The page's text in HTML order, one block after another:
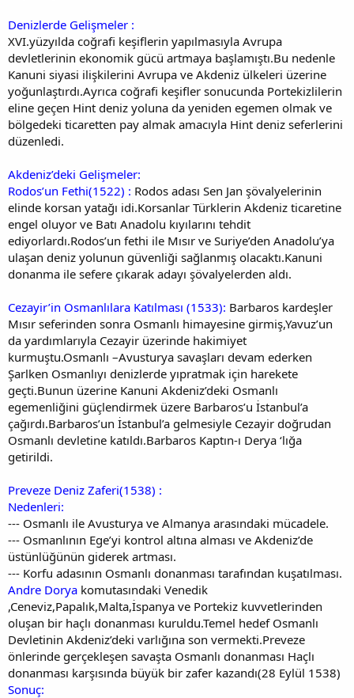
Denizlerde Gelişmeler :
XVI.yüzyılda coğrafi keşiflerin yapılmasıyla Avrupa
devletlerinin ekonomik gücü artmaya başlamıştı.Bu nedenle
Kanuni siyasi ilişkilerini Avrupa ve Akdeniz ülkeleri üzerine
yoğunlaştırdı.Ayrıca coğrafi keşifler sonucunda Portekizlilerin
eline geçen Hint deniz yoluna da yeniden egemen olmak ve
bölgedeki ticaretten pay almak amacıyla Hint deniz seferlerini
düzenledi.
Akdeniz’deki Gelişmeler:
Rodos’un Fethi(1522) : Rodos adası Sen Jan şövalyelerinin
elinde korsan yatağı idi.Korsanlar Türklerin Akdeniz ticaretine
engel oluyor ve Batı Anadolu kıyılarını tehdit
ediyorlardı.Rodos’un fethi ile Mısır ve Suriye’den Anadolu’ya
ulaşan deniz yolunun güvenliği sağlanmış olacaktı.Kanuni
donanma ile sefere çıkarak adayı şövalyelerden aldı.
Cezayir’in Osmanlılara Katılması (1533): Barbaros kardeşler
Mısır seferinden sonra Osmanlı himayesine girmiş,Yavuz’un
da yardımlarıyla Cezayir üzerinde hakimiyet
kurmuştu.Osmanlı –Avusturya savaşları devam ederken
Şarlken Osmanlıyı denizlerde yıpratmak için harekete
geçti.Bunun üzerine Kanuni Akdeniz’deki Osmanlı
egemenliğini güçlendirmek üzere Barbaros’u İstanbul’a
çağırdı.Barbaros’un İstanbul’a gelmesiyle Cezayir doğrudan
Osmanlı devletine katıldı.Barbaros Kaptın-ı Derya ‘lığa
getirildi.
Preveze Deniz Zaferi(1538) :
Nedenleri:
--- Osmanlı ile Avusturya ve Almanya arasındaki mücadele.
--- Osmanlının Ege’yi kontrol altına alması ve Akdeniz’de
üstünlüğünün giderek artması.
--- Korfu adasının Osmanlı donanması tarafından kuşatılması.
Andre Dorya komutasındaki Venedik
,Ceneviz,Papalık,Malta,İspanya ve Portekiz kuvvetlerinden
oluşan bir haçlı donanması kuruldu.Temel hedef Osmanlı
Devletinin Akdeniz’deki varlığına son vermekti.Preveze
önlerinde gerçekleşen savaşta Osmanlı donanması Haçlı
donanması karşısında büyük bir zafer kazandı(28 Eylül 1538)
Sonuç: